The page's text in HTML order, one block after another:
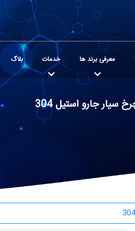
معرفی برند ها خدمات بلاگ
سیار جارو استیل 304